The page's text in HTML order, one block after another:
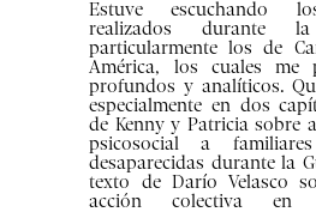
Estuve escuchando
realizados durante la
particularmente los de
América, los cuales me
profundos y analíticos.
especialmente en dos
de Kenny y Patricia sobre
psicosocial a
desaparecidas durante la
texto de Darío Velasco
acción colectiva en